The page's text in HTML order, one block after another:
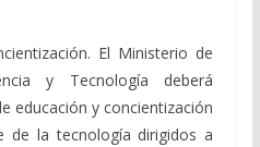
El Ministerio de
y Tecnología deberá
educación y concientización
de la tecnología dirigidos a